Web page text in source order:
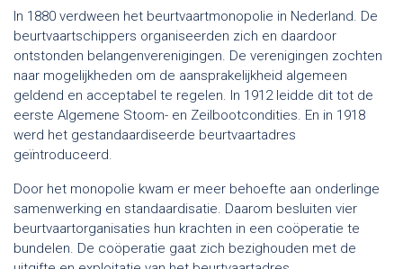
In 1880 verdween het beurtvaartmonopolie in Nederland. De
beurtvaartschippers organiseerden zich en daardoor
ontstonden belangenverenigingen. De verenigingen zochten
naar mogelijkheden om de aansprakelijkheid algemeen
geldend en acceptabel te regelen. In 1912 leidde dit tot de
eerste Algemene Stoom- en Zeilbootcondities. En in 1918
werd het gestandaardiseerde beurtvaartadres
geïntroduceerd.
Door het monopolie kwam er meer behoefte aan onderlinge
samenwerking en standaardisatie. Daarom besluiten vier
beurtvaartorganisaties hun krachten in een coöperatie te
bundelen. De coöperatie gaat zich bezighouden met de